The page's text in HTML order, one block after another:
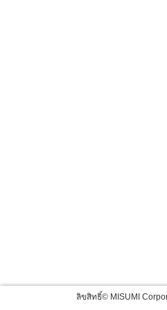
ลิขสิทธิ์© MISUMI